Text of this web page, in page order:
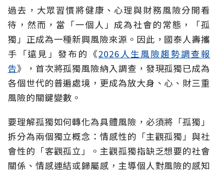
過去，大眾習慣將健康、心理與財務風險分開看
待，然而，當「一個人」成為社會的常態，「孤
獨」正成為一種新興風險來源。因此，國泰人壽攜
手「遠見」發布的《2026人生風險趨勢調查報
告》，首次將孤獨風險納入調查，發現孤獨已成為
各個世代的普遍處境，更成為放大身、心、財三重
風險的關鍵變數。
要理解孤獨如何轉化為具體風險，必須將「孤獨」
拆分為兩個獨立概念：情感性的「主觀孤獨」與社
會性的「客觀孤立」。主觀孤獨指缺乏想要的社會
關係、情感連結或歸屬感，主導個人對風險的感知